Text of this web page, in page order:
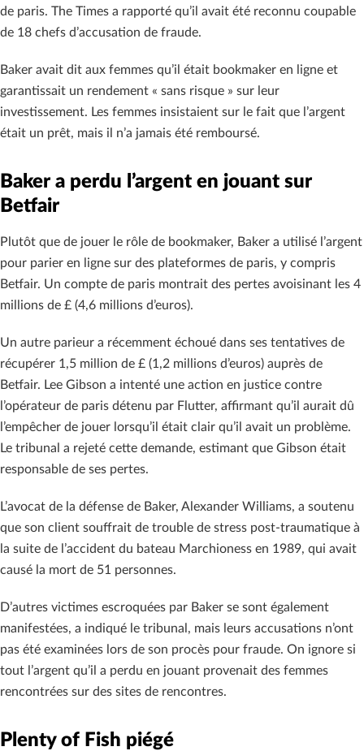
de paris. The Times a rapporté qu’il avait été reconnu coupable
de 18 chefs d’accusation de fraude.
Baker avait dit aux femmes qu’il était bookmaker en ligne et
garantissait un rendement « sans risque » sur leur
investissement. Les femmes insistaient sur le fait que l’argent
était un prêt, mais il n’a jamais été remboursé.
Baker a perdu l’argent en jouant sur
Betfair
Plutôt que de jouer le rôle de bookmaker, Baker a utilisé l’argent
pour parier en ligne sur des plateformes de paris, y compris
Betfair. Un compte de paris montrait des pertes avoisinant les 4
millions de £ (4,6 millions d’euros).
Un autre parieur a récemment échoué dans ses tentatives de
récupérer 1,5 million de £ (1,2 millions d’euros) auprès de
Betfair. Lee Gibson a intenté une action en justice contre
l’opérateur de paris détenu par Flutter, affirmant qu’il aurait dû
l’empêcher de jouer lorsqu’il était clair qu’il avait un problème.
Le tribunal a rejeté cette demande, estimant que Gibson était
responsable de ses pertes.
L’avocat de la défense de Baker, Alexander Williams, a soutenu
que son client souffrait de trouble de stress post-traumatique à
la suite de l’accident du bateau Marchioness en 1989, qui avait
causé la mort de 51 personnes.
D’autres victimes escroquées par Baker se sont également
manifestées, a indiqué le tribunal, mais leurs accusations n’ont
pas été examinées lors de son procès pour fraude. On ignore si
tout l’argent qu’il a perdu en jouant provenait des femmes
rencontrées sur des sites de rencontres.
Plenty of Fish piégé